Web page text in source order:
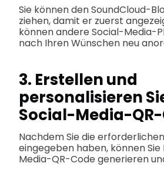
Sie können den SoundCloud-
ziehen, damit er zuerst
können andere Social-Media-
nach Ihren Wünschen neu
3. Erstellen und
personalisieren
Social-Media-
Nachdem Sie die
eingegeben haben, können Sie
Media-QR-Code generieren